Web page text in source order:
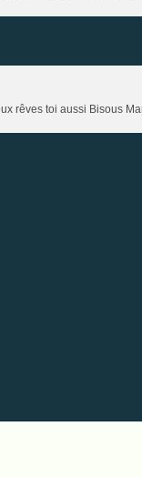
rêves toi aussi Bisous